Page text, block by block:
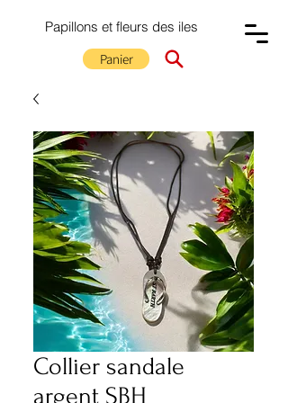
Papillons et fleurs des iles
Panier
Collier sandale
argent SBH